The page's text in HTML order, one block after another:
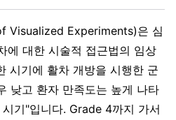
Visualized Experiments)은 심
에 대한 시술적 접근법의 임상
시기에 활차 개방을 시행한 군
낮고 환자 만족도는 높게 나타
기"입니다. Grade 4까지 가서